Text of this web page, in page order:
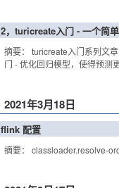
2，turicreate入门 - 一个简
摘要： turicreate入门系列文
门 - 优化回归模型，使得预测
2021年3月18日
flink 配置
摘要： classloader.resolve-